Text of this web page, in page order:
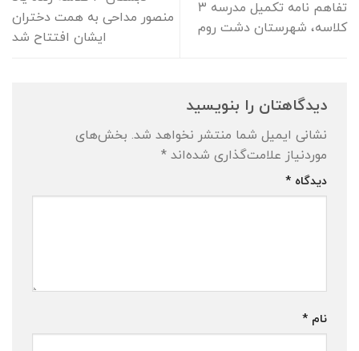
تفاهم نامه تکمیل مدرسه ۳
کلاسه، شهرستان دشت روم
منصور مداحی به همت دختران
ايشان افتتاح شد
دیدگاهتان را بنویسید
نشانی ایمیل شما منتشر نخواهد شد. بخش‌های
موردنیاز علامت‌گذاری شده‌اند *
دیدگاه *
نام *